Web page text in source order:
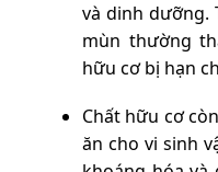
và dinh dưỡng.
mùn thường
hữu cơ bị hạn
Chất hữu cơ
ăn cho vi sinh